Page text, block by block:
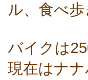
ル、食べ
バイクは
現在はナ